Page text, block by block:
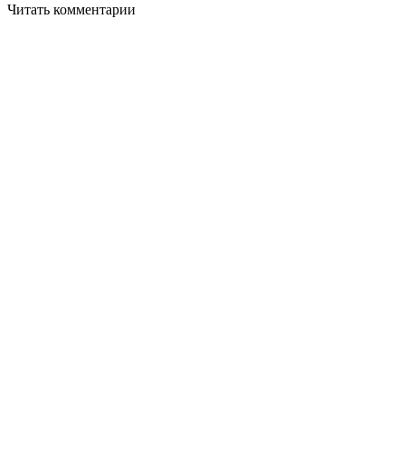
Читать комментарии